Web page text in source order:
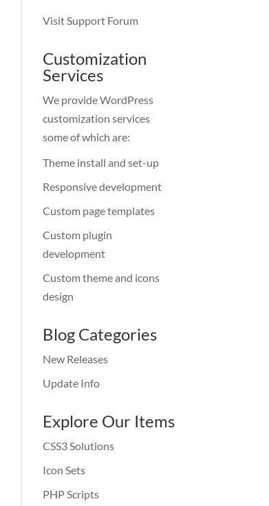
Visit Support Forum
Customization
Services
We provide WordPress
customization services
some of which are:
Theme install and set-up
Responsive development
Custom page templates
Custom plugin
development
Custom theme and icons
design
Blog Categories
New Releases
Update Info
Explore Our Items
CSS3 Solutions
Icon Sets
PHP Scripts